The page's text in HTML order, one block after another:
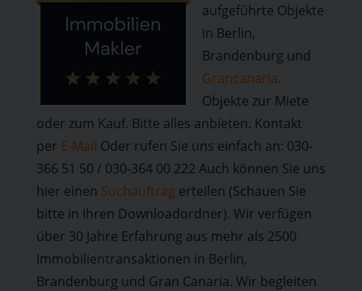
aufgeführte Objekte
in Berlin,
Brandenburg und
Grancanaria.
Objekte zur Miete
oder zum Kauf. Bitte alles anbieten. Kontakt
per E-Mail Oder rufen Sie uns einfach an: 030-
366 51 50 / 030-364 00 222 Auch können Sie uns
hier einen Suchauftrag erteilen (Schauen Sie
bitte in Ihren Downloadordner). Wir verfügen
über 30 Jahre Erfahrung aus mehr als 2500
Immobilientransaktionen in Berlin,
Brandenburg und Gran Canaria. Wir begleiten